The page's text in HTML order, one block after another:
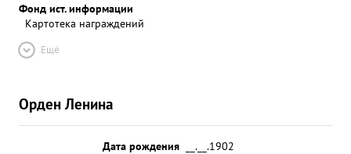
Фонд ист. информации
Картотека награждений
Ещё
Орден Ленина
Дата рождения
__.__.1902